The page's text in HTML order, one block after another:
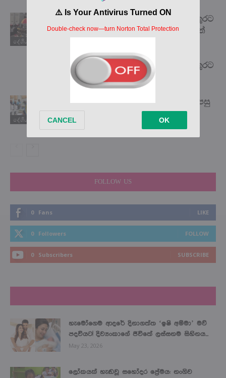
දේශිය පුවත්
එතන මිනිස්සු දාන්න එපා කියද්දිත් වතුරට
දැම්මෙ රස්සාවට නොගියොත් ඒ දවසත්
බඩගින්නෙ ඉන්න වෙන නිසා.
”අඳුරන්නෙවත් නැති කොල්ලෙක්
වෙනුවෙන් ජිවිතඅවදානමත් ගෙන වතුරට
පැනපු ඒ...
දේශිය පුවත්
සියලු රජයේ ආයතනවලට මැයි 31න් පසු
තහනම් වෙන දේ මෙන්න…
FOLLOW US
0 Fans LIKE
0 Followers FOLLOW
0 Subscribers SUBSCRIBE
හැමෝගෙම ආදරේ දිනාගත්ත ‘ඉෂි අම්මා’ මව්
පදවියට! දිව්‍යංකාගේ ජීවිතේ ලස්සනම සිහිනය...
May 23, 2026
ලෝකයක් හැඬවූ සහෝදර ප්‍රේමය: නංගිව